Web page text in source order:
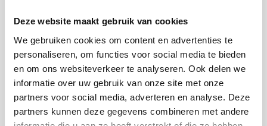
Deze website maakt gebruik van cookies
We gebruiken cookies om content en advertenties te
personaliseren, om functies voor social media te bieden
en om ons websiteverkeer te analyseren. Ook delen we
informatie over uw gebruik van onze site met onze
partners voor social media, adverteren en analyse. Deze
partners kunnen deze gegevens combineren met andere